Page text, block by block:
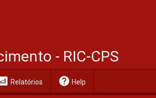
- RIC-CPS
Relatórios help Help